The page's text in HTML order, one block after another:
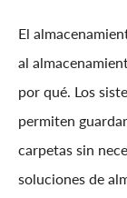
El
al
por qué. Los
permiten
carpetas sin
soluciones de